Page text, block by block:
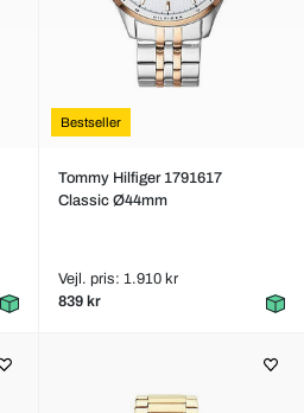
Bestseller
Tommy Hilfiger 1791617
Classic Ø44mm
Vejl. pris: 1.910 kr
839 kr